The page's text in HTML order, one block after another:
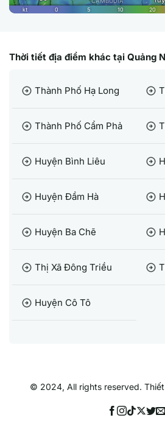
Thời tiết địa điểm khác tại Quảng
arrow_circle_right Thành Phố Hạ Long arrow_circle_right
arrow_circle_right Thành Phố Cẩm Phả arrow_circle_right
arrow_circle_right Huyện Bình Liêu arrow_circle_right
arrow_circle_right Huyện Đầm Hà arrow_circle_right
arrow_circle_right Huyện Ba Chẽ arrow_circle_right
arrow_circle_right Thị Xã Đông Triều arrow_circle_right
arrow_circle_right Huyện Cô Tô
© 2024, All rights reserved.